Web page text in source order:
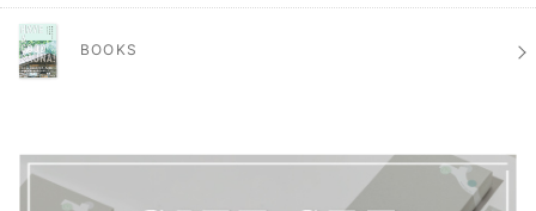
BOOKS